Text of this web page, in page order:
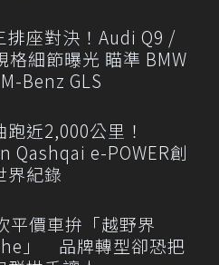
排座對決！Audi Q9 /
格細節曝光 瞄準 BMW
Benz GLS
跑近2,000公里！
Qashqai e-POWER創
界紀錄
平價車拚「越野界
」 品牌轉型卻恐把